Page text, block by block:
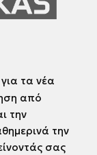
τα νέα
από
την
την
σας